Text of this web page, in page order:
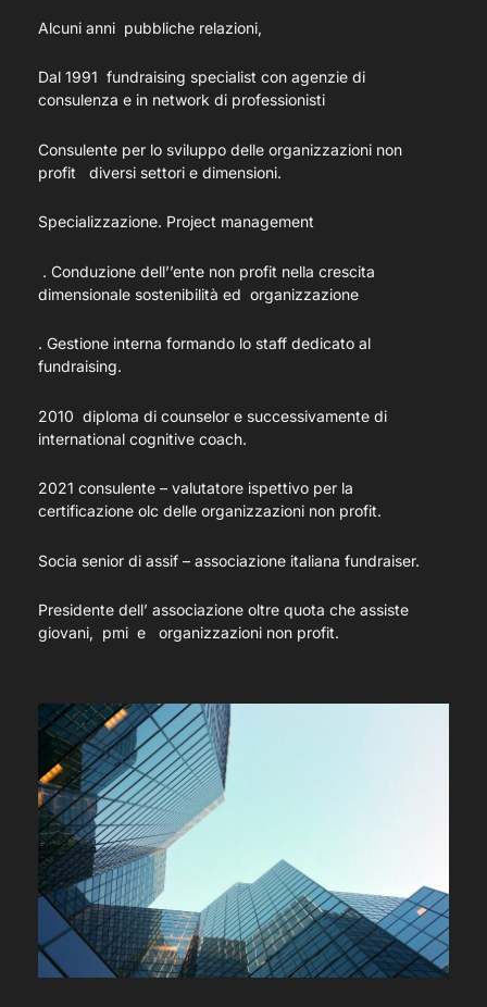
Alcuni anni pubbliche relazioni,
Dal 1991 fundraising specialist con agenzie di
consulenza e in network di professionisti
Consulente per lo sviluppo delle organizzazioni non
profit diversi settori e dimensioni.
Specializzazione. Project management
. Conduzione dell’’ente non profit nella crescita
dimensionale sostenibilità ed organizzazione
. Gestione interna formando lo staff dedicato al
fundraising.
2010 diploma di counselor e successivamente di
international cognitive coach.
2021 consulente – valutatore ispettivo per la
certificazione olc delle organizzazioni non profit.
Socia senior di assif – associazione italiana fundraiser.
Presidente dell’ associazione oltre quota che assiste
giovani, pmi e organizzazioni non profit.